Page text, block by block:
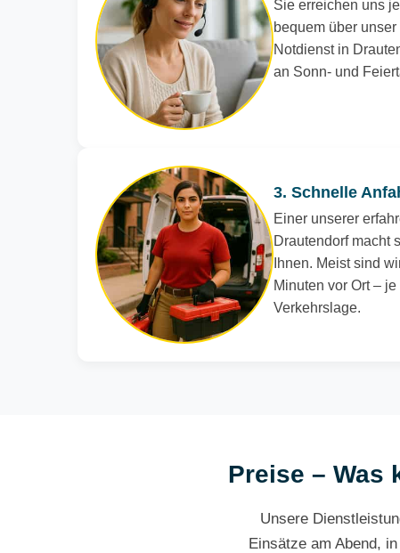
Sie erreichen uns
bequem über
Notdienst in
an Sonn- und
3. Schnelle
Einer unserer
Drautendorf macht
Ihnen. Meist sind
Minuten vor Ort –
Verkehrslage.
Preise – Was
Unsere
Einsätze am Abend,